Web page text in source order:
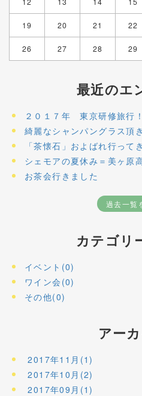
19 20 21 22
26 27 28 29
最近のエ
２０１７年 東京研修旅行！
綺麗なシャンパングラス頂
「茶懐石」およばれ行って
シェモアの夏休み＝美ヶ原
お茶会行きました
過去一覧
カテゴリ
イベント(0)
ワイン会(0)
その他(0)
アー
2017年11月(1)
2017年10月(2)
2017年09月(1)